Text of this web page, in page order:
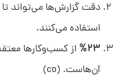
دقت گزارش‌ها می‌تواند تا
استفاده می‌کنند.
%23 از کسب‌وکارها
آن‌هاست. (co)